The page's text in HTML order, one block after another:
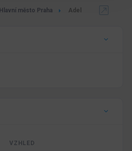
Hlavní město Praha Adel
VZHLED